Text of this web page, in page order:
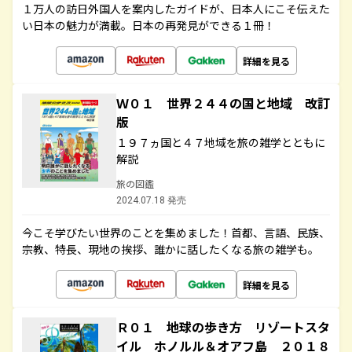
１万人の訪日外国人を案内したガイドが、日本人にこそ伝えた
い日本の魅力が満載。日本の再発見ができる１冊！
詳細を見る
Ｗ０１ 世界２４４の国と地域 改訂
版
１９７ヵ国と４７地域を旅の雑学とともに
解説
旅の図鑑
2024.07.18 発売
今こそ学びたい世界のことを集めました！首都、言語、民族、
宗教、特長、現地の挨拶、誰かに話したくなる旅の雑学も。
詳細を見る
Ｒ０１ 地球の歩き方 リゾートスタ
イル ホノルル＆オアフ島 ２０１８